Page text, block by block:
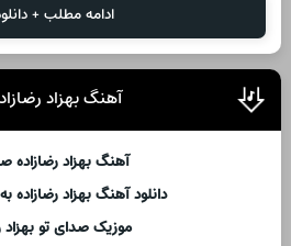
ادامه مطلب +
آهنگ بهزاد
آهنگ بهزاد رضازاده
دانلود آهنگ بهزاد رضازاده
موزیک صدای تو بهزاد